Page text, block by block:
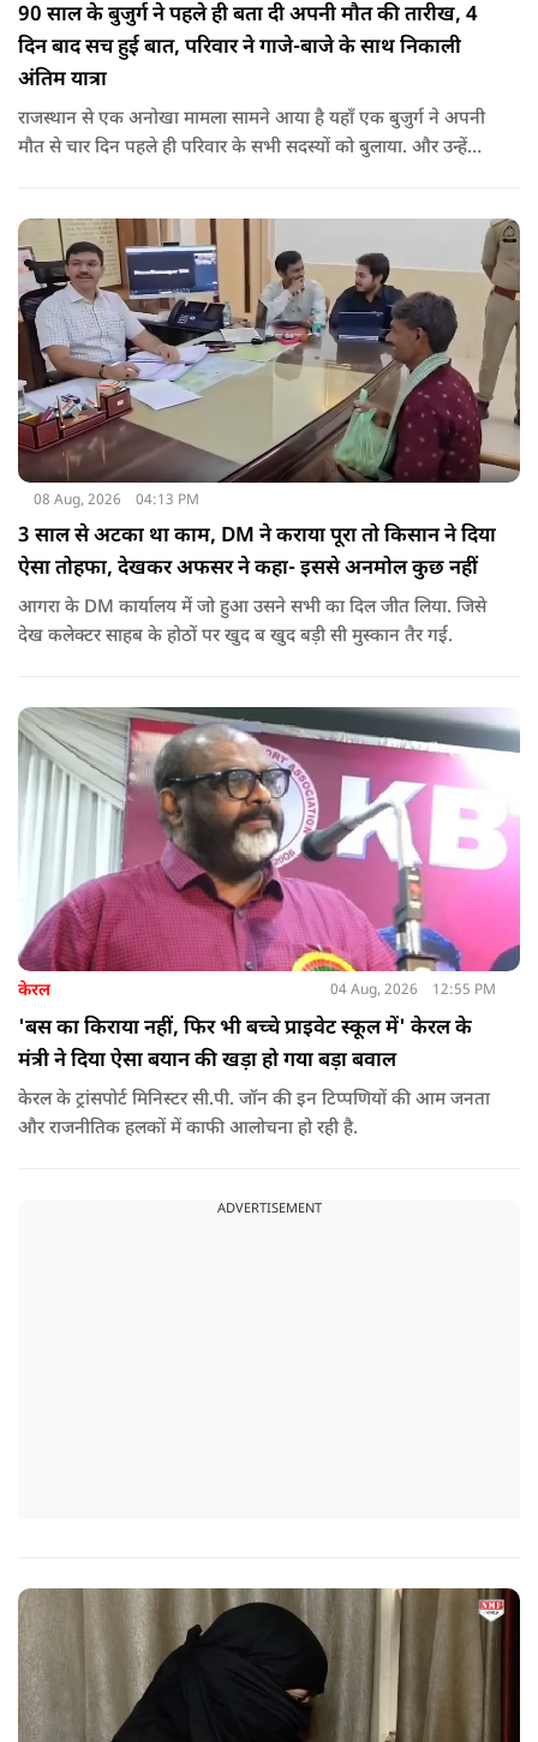
90 साल के बुजुर्ग ने पहले ही बता दी अपनी मौत की तारीख, 4
दिन बाद सच हुई बात, परिवार ने गाजे-बाजे के साथ निकाली
अंतिम यात्रा
राजस्थान से एक अनोखा मामला सामने आया है यहाँ एक बुजुर्ग ने अपनी
मौत से चार दिन पहले ही परिवार के सभी सदस्यों को बुलाया. और उन्हें
08 Aug, 2026 04:13 PM
3 साल से अटका था काम, DM ने कराया पूरा तो किसान ने दिया
ऐसा तोहफा, देखकर अफसर ने कहा- इससे अनमोल कुछ नहीं
आगरा के DM कार्यालय में जो हुआ उसने सभी का दिल जीत लिया. जिसे
देख कलेक्टर साहब के होठों पर खुद ब खुद बड़ी सी मुस्कान तैर गई.
केरल 04 Aug, 2026 12:55 PM
'बस का किराया नहीं, फिर भी बच्चे प्राइवेट स्कूल में' केरल के
मंत्री ने दिया ऐसा बयान की खड़ा हो गया बड़ा बवाल
केरल के ट्रांसपोर्ट मिनिस्टर सी.पी. जॉन की इन टिप्पणियों की आम जनता
और राजनीतिक हलकों में काफी आलोचना हो रही है.
ADVERTISEMENT